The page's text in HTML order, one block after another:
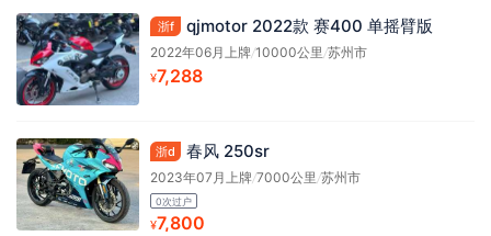
浙f qjmotor 2022款 赛400 单摇臂版
2022年06月上牌/10000公里/苏州市
¥7,288
浙d 春风 250sr
2023年07月上牌/7000公里/苏州市
0次过户
¥7,800